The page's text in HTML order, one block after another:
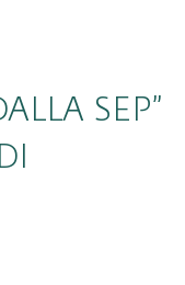
SEP”